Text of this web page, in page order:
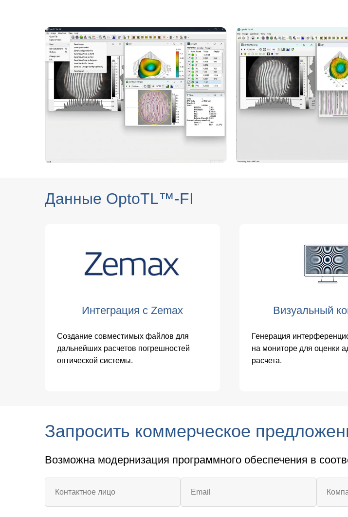
Данные OptoTL™-FI
Интеграция с Zemax
Создание совместимых файлов для
дальнейших расчетов погрешностей
оптической системы.
Визуальный
Генерация
на мониторе для оценки
расчета.
Запросить коммерческое
Возможна модернизация программного обеспечения в